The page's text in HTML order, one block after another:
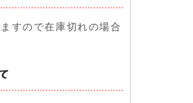
すので在庫切れの場合